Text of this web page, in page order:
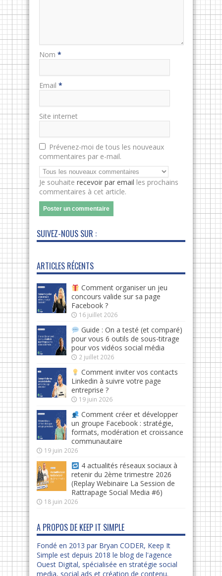
Nom *
Email *
Site internet
Prévenez-moi de tous les nouveaux
commentaires par e-mail.
Je souhaite recevoir par email les prochains
commentaires à cet article.
SUIVEZ-NOUS SUR :
ARTICLES RÉCENTS
Comment organiser un jeu
concours valide sur sa page
Facebook ?
16 juillet 2026
Guide : On a testé (et comparé)
pour vous 6 outils de sous-titrage
pour vos vidéos social média
2 juillet 2026
Comment inviter vos contacts
Linkedin à suivre votre page
entreprise ?
19 juin 2026
Comment créer et développer
un groupe Facebook : stratégie,
formats, modération et croissance
communautaire
19 juin 2026
4 actualités réseaux sociaux à
retenir du 2ème trimestre 2026
(Replay Webinaire La Session de
Rattrapage Social Media #6)
18 juin 2026
A PROPOS DE KEEP IT SIMPLE
Fondé en 2013 par Bryan CODER, Keep It
Simple est depuis 2018 le blog de l'agence
Ouest Digital, spécialisée en stratégie social
media, social ads et création de contenu.